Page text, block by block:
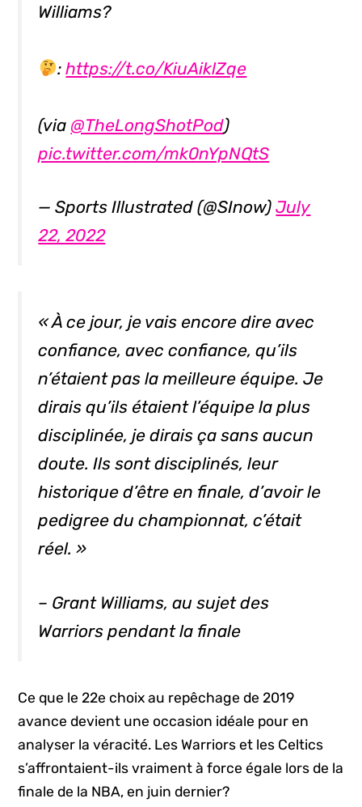
Williams?
:https://t.co/KiuAiklZqe
(via @TheLongShotPod)
pic.twitter.com/mk0nYpNQtS
— Sports Illustrated (@SInow)July
22, 2022
« À ce jour, je vais encore dire avec
confiance, avec confiance, qu’ils
n’étaient pas la meilleure équipe. Je
dirais qu’ils étaient l’équipe la plus
disciplinée, je dirais ça sans aucun
doute. Ils sont disciplinés, leur
historique d’être en finale, d’avoir le
pedigree du championnat, c’était
réel. »
– Grant Williams, au sujet des
Warriors pendant la finale
Ce que le 22e choix au repêchage de 2019
avance devient une occasion idéale pour en
analyser la véracité. Les Warriors et les Celtics
s’affrontaient-ils vraiment à force égale lors de la
finale de la NBA, en juin dernier?